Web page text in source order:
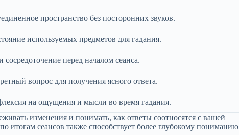
пространство без посторонних звуков.
используемых предметов для гадания.
сосредоточение перед началом сеанса.
вопрос для получения ясного ответа.
на ощущения и мысли во время гадания.
изменения и понимать, как ответы соотносятся с вашей
сеансов также способствует более глубокому пониманию